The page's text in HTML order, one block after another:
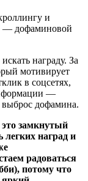
и
— дофаминовой
награду. За
мотивирует
в соцсетях,
—
дофамина.
замкнутый
легких наград и
радоваться
потому что